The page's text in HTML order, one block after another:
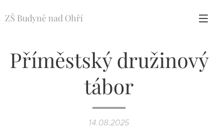
ZŠ Budyně nad Ohří
Příměstský družinový
tábor
14.08.2025